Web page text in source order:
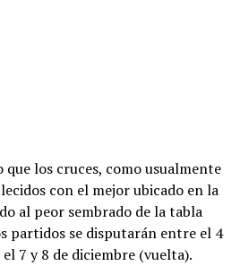
los cruces, como usualmente
con el mejor ubicado en la
al peor sembrado de la tabla
partidos se disputarán entre el 4
7 y 8 de diciembre (vuelta).